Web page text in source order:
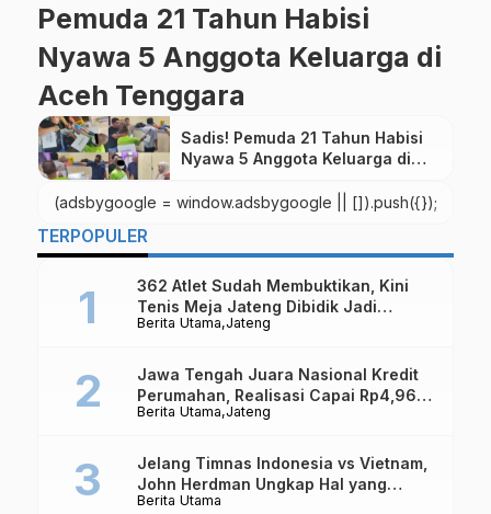
Pemuda 21 Tahun Habisi
Nyawa 5 Anggota Keluarga di
Aceh Tenggara
Sadis! Pemuda 21 Tahun Habisi
Nyawa 5 Anggota Keluarga di
(adsbygoogle = window.adsbygoogle || []).push({});
TERPOPULER
Berita Utama Jateng
362 Atlet Sudah Membuktikan, Kini
Tenis Meja Jateng Dibidik Jadi
Kekuatan Nasional
Berita Utama Jateng
Jawa Tengah Juara Nasional Kredit
Perumahan, Realisasi Capai Rp4,96
Triliun
Berita Utama
Jelang Timnas Indonesia vs Vietnam,
John Herdman Ungkap Hal yang
Dipertaruhkan